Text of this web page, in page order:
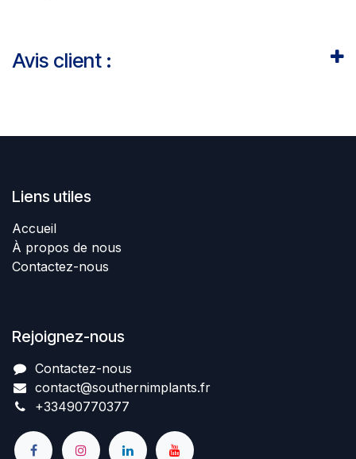
Avis client :
Liens utiles
Accueil
À propos de nous
Contactez-nous
Rejoignez-nous
Contactez-nous​
contact@southernimplant​​​s.fr
+334907​70377